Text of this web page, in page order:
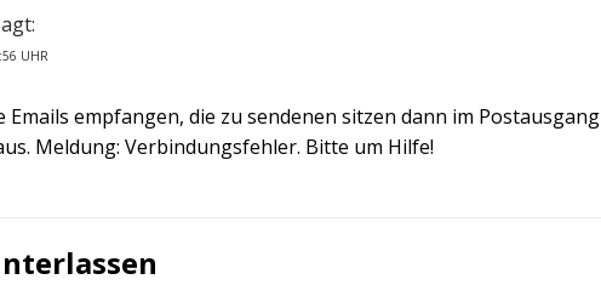
UHR
Emails empfangen, die zu sendenen sitzen dann im Postausgang
Meldung: Verbindungsfehler. Bitte um Hilfe!